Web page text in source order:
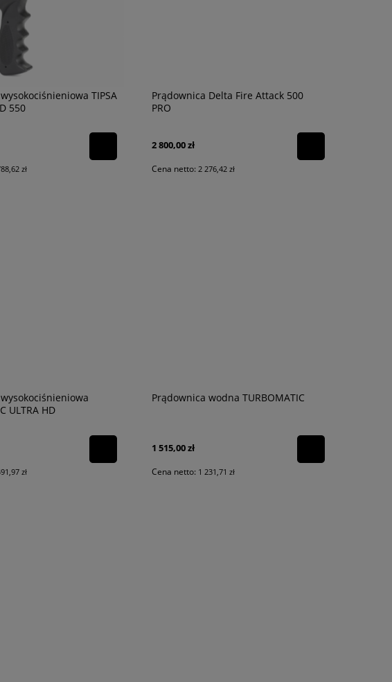
TIPSA
550
zł
Prądownica Delta Fire Attack 500
PRO
2 800,00 zł
Cena netto: 2 276,42 zł
ULTRA HD
zł
Prądownica wodna TURBOMATIC
1 515,00 zł
Cena netto: 1 231,71 zł